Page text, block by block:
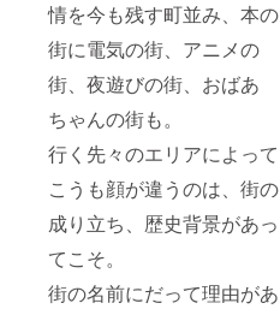
情を今も残す町並み、本の
街に電気の街、アニメの
街、夜遊びの街、おばあ
ちゃんの街も。
行く先々のエリアによって
こうも顔が違うのは、街の
成り立ち、歴史背景があっ
てこそ。
街の名前にだって理由があ